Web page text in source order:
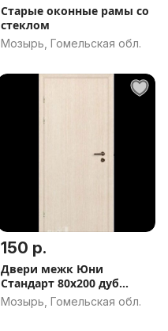
Старые оконные рамы со
стеклом
Мозырь, Гомельская обл.
150 р.
Двери межк Юни
Стандарт 80x200 дуб
белый Новые 2шт
Мозырь, Гомельская обл.